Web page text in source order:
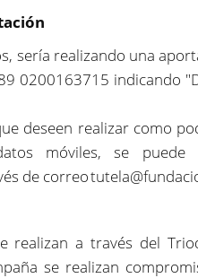
sería realizando una
0200163715 indicando
deseen realizar como
móviles, se
de correo
realizan a través del
se realizan